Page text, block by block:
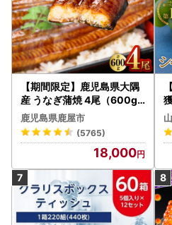
【期間限定】鹿児島県大隅
産 うなぎ蒲焼 4尾（600g
） KN007-004-04-cp18
うなぎ 鰻 魚 惣菜 総菜
鹿児島県鹿屋市
(5765)
18,000
P